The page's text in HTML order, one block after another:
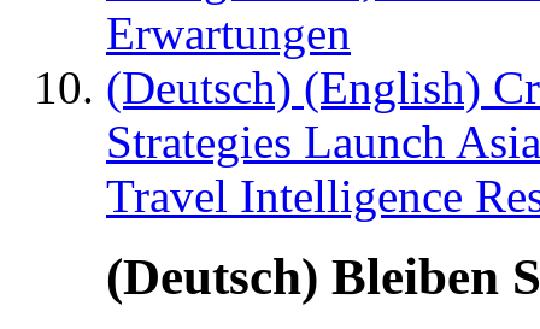
Erwartungen
(Deutsch) (English)
Strategies Launch
Travel Intelligence
(Deutsch) Bleiben